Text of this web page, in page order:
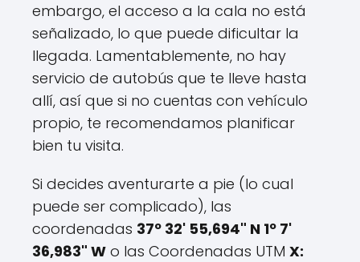
embargo, el acceso a la cala no está
señalizado, lo que puede dificultar la
llegada. Lamentablemente, no hay
servicio de autobús que te lleve hasta
allí, así que si no cuentas con vehículo
propio, te recomendamos planificar
bien tu visita.
Si decides aventurarte a pie (lo cual
puede ser complicado), las
coordenadas 37º 32' 55,694" N 1º 7'
36,983" W o las Coordenadas UTM X: